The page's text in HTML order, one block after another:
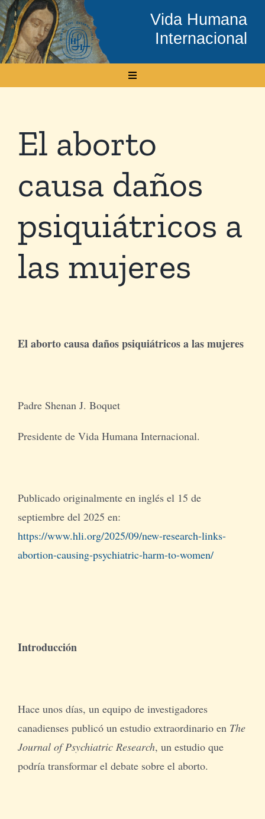
Skip
to
content
Vida Humana
Internacional
Toggle
Conócenos
Temas
Boletín Electrónico
Media
Buscar
El aborto
causa daños
psiquiátricos a
las mujeres
El aborto causa daños psiquiátricos a las mujeres
Padre Shenan J. Boquet
Presidente de Vida Humana Internacional.
Publicado originalmente en inglés el 15 de
septiembre del 2025 en:
https://www.hli.org/2025/09/new-research-links-
abortion-causing-psychiatric-harm-to-women/
Introducción
Hace unos días, un equipo de investigadores
canadienses publicó un estudio extraordinario en The
Journal of Psychiatric Research, un estudio que
podría transformar el debate sobre el aborto.